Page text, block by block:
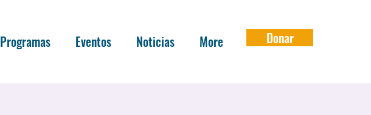
Programas Eventos Noticias More Donar